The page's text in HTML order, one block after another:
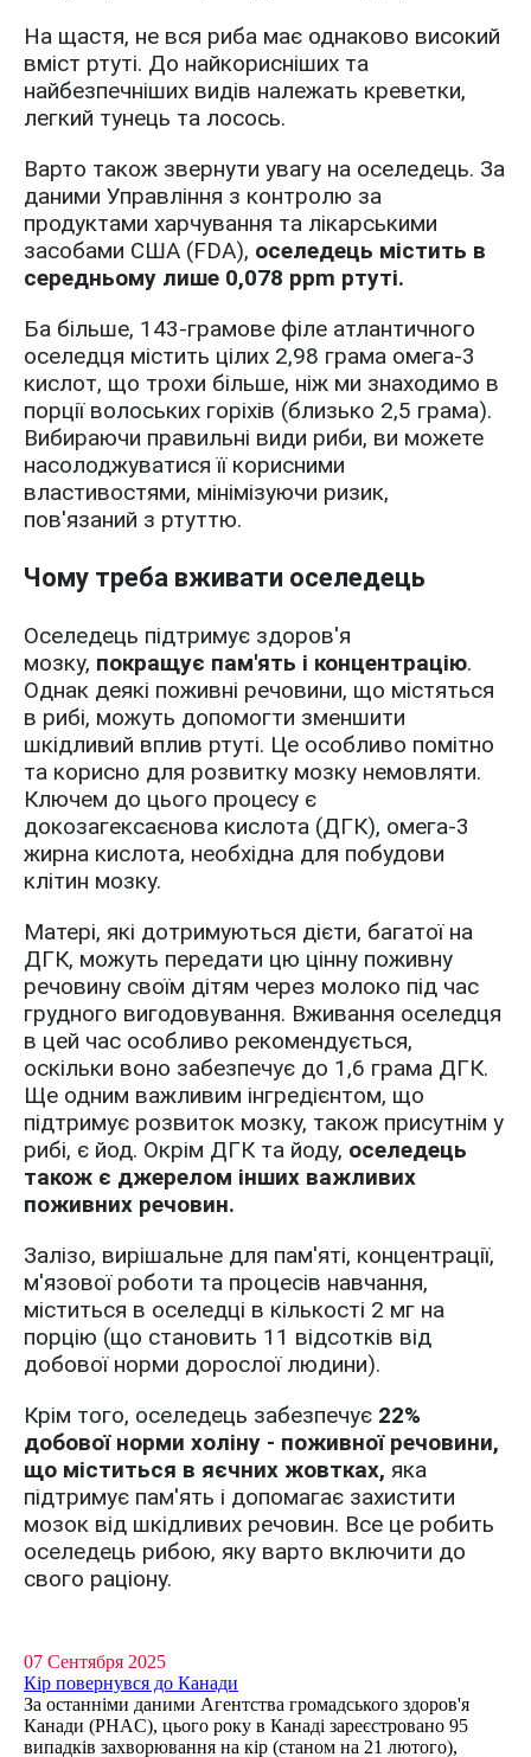
На щастя, не вся риба має однаково високий
вміст ртуті. До найкорисніших та
найбезпечніших видів належать креветки,
легкий тунець та лосось.
Варто також звернути увагу на оселедець. За
даними Управління з контролю за
продуктами харчування та лікарськими
засобами США (FDA), оселедець містить в
середньому лише 0,078 ppm ртуті.
Ба більше, 143-грамове філе атлантичного
оселедця містить цілих 2,98 грама омега-3
кислот, що трохи більше, ніж ми знаходимо в
порції волоських горіхів (близько 2,5 грама).
Вибираючи правильні види риби, ви можете
насолоджуватися її корисними
властивостями, мінімізуючи ризик,
пов'язаний з ртуттю.
Чому треба вживати оселедець
Оселедець підтримує здоров'я
мозку, покращує пам'ять і концентрацію.
Однак деякі поживні речовини, що містяться
в рибі, можуть допомогти зменшити
шкідливий вплив ртуті. Це особливо помітно
та корисно для розвитку мозку немовляти.
Ключем до цього процесу є
докозагексаєнова кислота (ДГК), омега-3
жирна кислота, необхідна для побудови
клітин мозку.
Матері, які дотримуються дієти, багатої на
ДГК, можуть передати цю цінну поживну
речовину своїм дітям через молоко під час
грудного вигодовування. Вживання оселедця
в цей час особливо рекомендується,
оскільки воно забезпечує до 1,6 грама ДГК.
Ще одним важливим інгредієнтом, що
підтримує розвиток мозку, також присутнім у
рибі, є йод. Окрім ДГК та йоду, оселедець
також є джерелом інших важливих
поживних речовин.
Залізо, вирішальне для пам'яті, концентрації,
м'язової роботи та процесів навчання,
міститься в оселедці в кількості 2 мг на
порцію (що становить 11 відсотків від
добової норми дорослої людини).
Крім того, оселедець забезпечує 22%
добової норми холіну - поживної речовини,
що міститься в яєчних жовтках, яка
підтримує пам'ять і допомагає захистити
мозок від шкідливих речовин. Все це робить
оселедець рибою, яку варто включити до
свого раціону.
07 Сентября 2025
Кір повернувся до Канади
За останніми даними Агентства громадського здоров'я
Канади (PHAC), цього року в Канаді зареєстровано 95
випадків захворювання на кір (станом на 21 лютого),